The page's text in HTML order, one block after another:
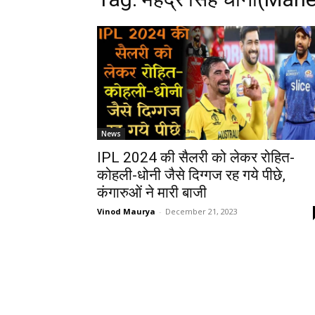
News
IPL 2024 की सैलरी को लेकर रोहित-
कोहली-धोनी जैसे दिग्गज रह गये पीछे,
कंगारुओं ने मारी बाजी
Vinod Maurya - December 21, 2023